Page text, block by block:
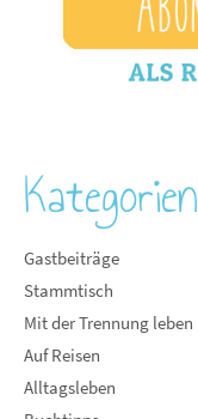
Kategorien
Gastbeiträge
Stammtisch
Mit der Trennung leben
Auf Reisen
Alltagsleben